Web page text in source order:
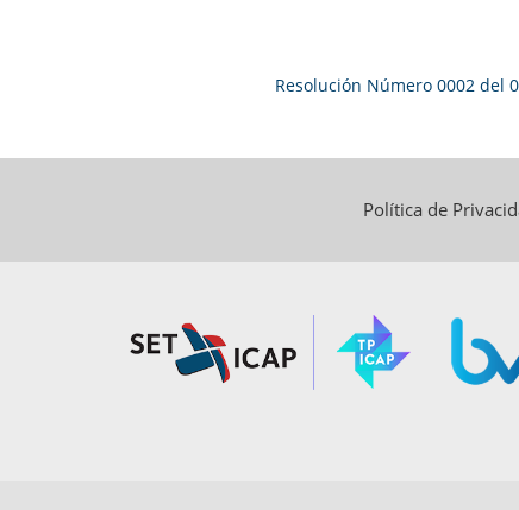
Resolución Número 0002 del
Política de